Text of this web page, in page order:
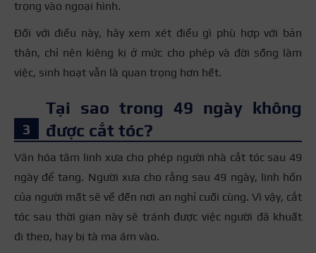
trọng vào ngoại hình.
Đối với điều này, hãy xem xét điều gì phù hợp với bản
thân, chỉ nên kiêng kị ở mức cho phép và đời sống làm
việc, sinh hoạt vẫn là quan trọng hơn hết.
Tại sao trong 49 ngày không
được cắt tóc?
Văn hóa tâm linh xưa cho phép người nhà cắt tóc sau 49
ngày để tang. Người xưa cho rằng sau 49 ngày, linh hồn
của người mất sẽ về đến nơi an nghỉ cuối cùng. Vì vậy, cắt
tóc sau thời gian này sẽ tránh được việc người đã khuất
đi theo, hay bị tà ma ám vào.